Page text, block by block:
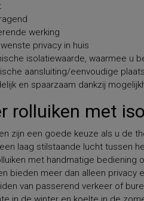
werking
privacy in huis
isolatiewaarde, waarmee u
aansluiting/eenvoudige
en spaarzaam dankzij
rolluiken met
zijn een goede keuze als u de
laag stilstaande lucht tussen
met handmatige bediening
bieden meer dan alleen
van passerend verkeer of